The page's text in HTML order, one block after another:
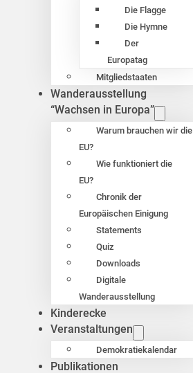
Die Flagge
Die Hymne
Der
Europatag
Mitgliedstaaten
Wanderausstellung
“Wachsen in Europa”
Warum brauchen wir die
EU?
Wie funktioniert die
EU?
Chronik der
Europäischen Einigung
Statements
Quiz
Downloads
Digitale
Wanderausstellung
Kinderecke
Veranstaltungen
Demokratiekalendar
Publikationen